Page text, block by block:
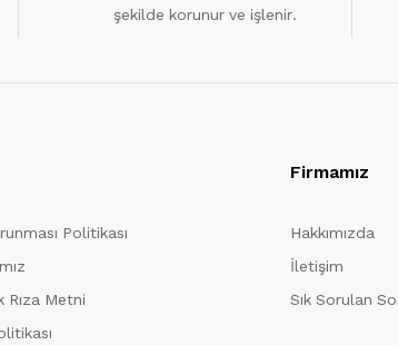
şekilde korunur ve işlenir.
Politikası
Rıza Metni
Firmamız
Hakkımızda
İletişim
Sık Sorulan